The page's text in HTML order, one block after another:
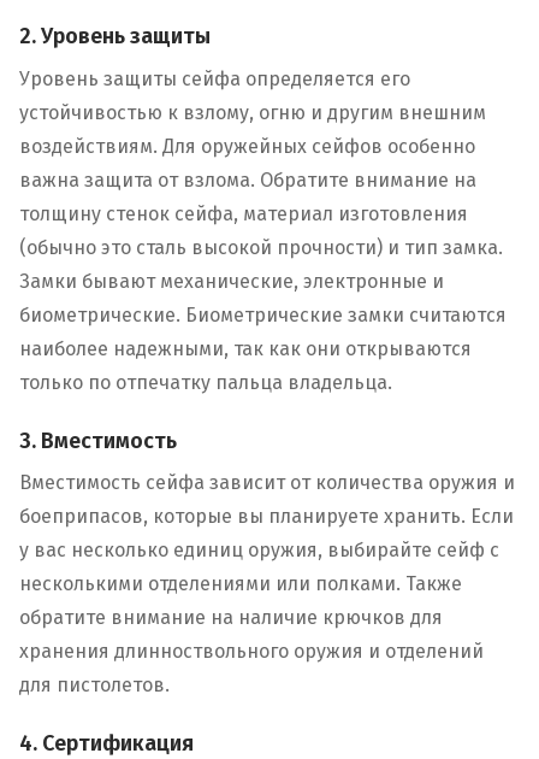
2. Уровень защиты
Уровень защиты сейфа определяется его
устойчивостью к взлому, огню и другим внешним
воздействиям. Для оружейных сейфов особенно
важна защита от взлома. Обратите внимание на
толщину стенок сейфа, материал изготовления
(обычно это сталь высокой прочности) и тип замка.
Замки бывают механические, электронные и
биометрические. Биометрические замки считаются
наиболее надежными, так как они открываются
только по отпечатку пальца владельца.
3. Вместимость
Вместимость сейфа зависит от количества оружия и
боеприпасов, которые вы планируете хранить. Если
у вас несколько единиц оружия, выбирайте сейф с
несколькими отделениями или полками. Также
обратите внимание на наличие крючков для
хранения длинноствольного оружия и отделений
для пистолетов.
4. Сертификация